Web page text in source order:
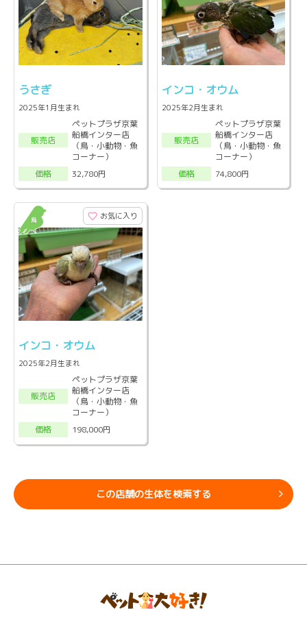
うさぎ
2025年1月生まれ
販売店
ペットプラザ京葉
船橋インター店
（鳥・小動物・魚
コーナー）
価格
32,780円
インコ・オウム
2025年2月生まれ
販売店
ペットプラザ京葉
船橋インター店
（鳥・小動物・魚
コーナー）
価格
74,800円
お気に入り
インコ・オウム
2025年2月生まれ
販売店
ペットプラザ京葉
船橋インター店
（鳥・小動物・魚
コーナー）
価格
198,000円
この店舗の生体を検索する